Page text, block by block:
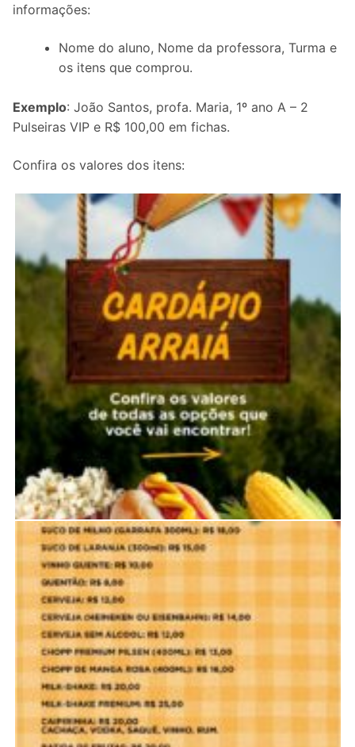
informações:
Nome do aluno, Nome da professora, Turma e
os itens que comprou.
Exemplo: João Santos, profa. Maria, 1º ano A – 2
Pulseiras VIP e R$ 100,00 em fichas.
Confira os valores dos itens: